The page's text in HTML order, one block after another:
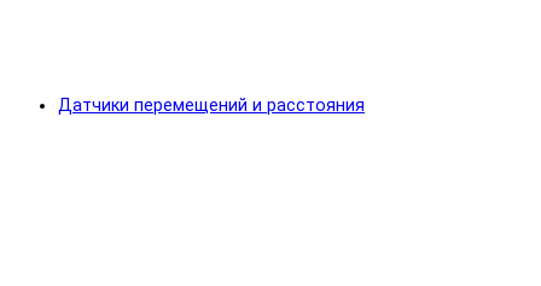
Датчики перемещений и расстояния